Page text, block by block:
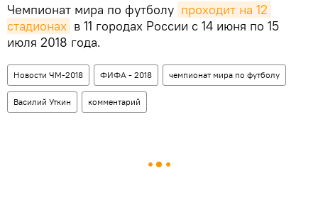
Чемпионат мира по футболу проходит на 12
стадионах в 11 городах России с 14 июня по 15
июля 2018 года.
Новости ЧМ-2018 ФИФА - 2018 чемпионат мира по футболу
Василий Уткин комментарий